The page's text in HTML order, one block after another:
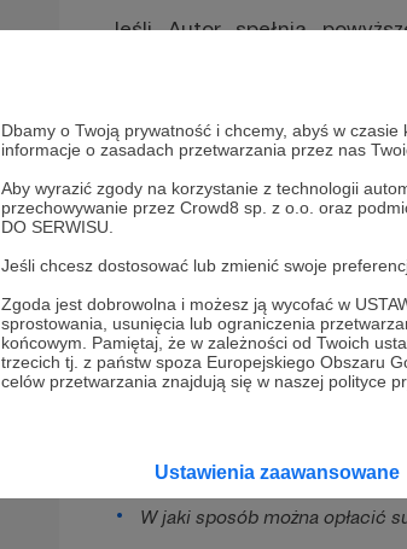
Dbamy o Twoją prywatność i chcemy, abyś w
informacje o zasadach przetwarzania przez nas
Aby wyrazić zgody na korzystanie z technologii
przechowywanie przez Crowd8 sp. z o.o. oraz
DO SERWISU.
Jeśli chcesz dostosować lub zmienić swoje
Zgoda jest dobrowolna i możesz ją wycofać w
sprostowania, usunięcia lub ograniczenia
końcowym. Pamiętaj, że w zależności od Twoich
trzecich tj. z państw spoza Europejskiego Obszaru
celów przetwarzania znajdują się w naszej polityce
Ustawienia zaawansowane
Jeśli Autor spełnia
Niestety, zdecydowana
grup. Jeśli masz
Autora i zapytaj o tę
Zobacz również
Czy można zmienić kartę w
Wpłaciłem pieniądze za 3
W jaki sposób można opłacić